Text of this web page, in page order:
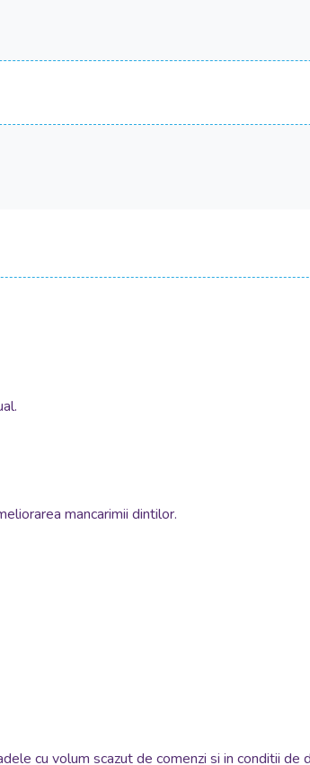
mancarimii dintilor.
cu volum scazut de comenzi si in conditii